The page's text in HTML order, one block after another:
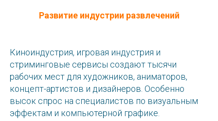
Развитие индустрии развлечений
Киноиндустрия, игровая индустрия и
стриминговые сервисы создают тысячи
рабочих мест для художников, аниматоров,
концепт-артистов и дизайнеров. Особенно
высок спрос на специалистов по визуальным
эффектам и компьютерной графике.